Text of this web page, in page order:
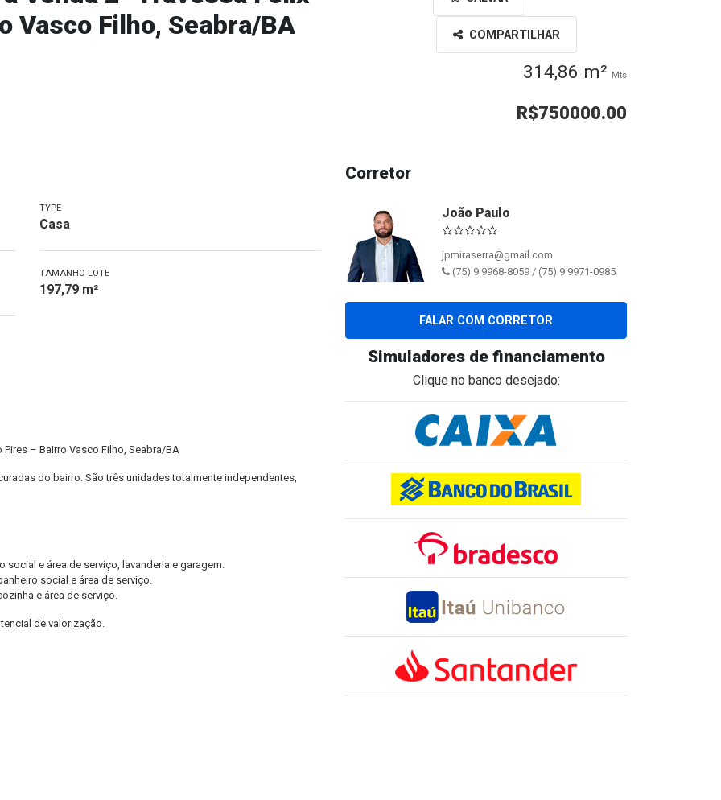
Vasco Filho, Seabra/BA
COMPARTILHAR
314,86 m² Mts
R$750000.00
TYPE
Casa
TAMANHO LOTE
197,79 m²
Pires – Bairro Vasco Filho, Seabra/BA
do bairro. São três unidades totalmente independentes,
social e área de serviço, lavanderia e garagem.
social e área de serviço.
e área de serviço.
de valorização.
Corretor
João Paulo
jpmiraserra@gmail.com
(75) 9 9968-8059 / (75) 9 9971-0985
FALAR COM CORRETOR
Simuladores de financiamento
Clique no banco desejado: